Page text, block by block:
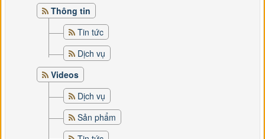
Thông tin
Tin tức
Dịch vụ
Videos
Dịch vụ
Sản phẩm